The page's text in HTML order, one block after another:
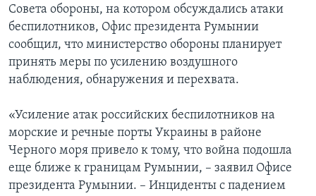
Совета обороны, на котором обсуждались атаки
беспилотников, Офис президента Румынии
сообщил, что министерство обороны планирует
принять меры по усилению воздушного
наблюдения, обнаружения и перехвата.
«Усиление атак российских беспилотников на
морские и речные порты Украины в районе
Черного моря привело к тому, что война подошла
еще ближе к границам Румынии, – заявил Офисе
президента Румынии. – Инциденты с падением